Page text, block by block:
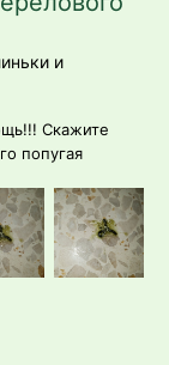
и
Скажите
попугая
назад начала
Заметила,...